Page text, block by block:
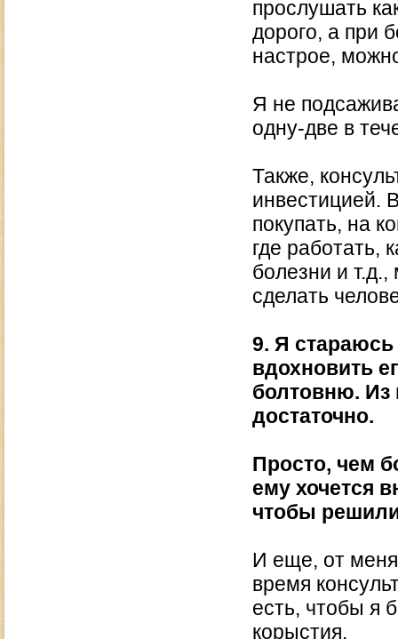
прослушать
дорого, а при
настрое,
Я не
одну-две в
Также,
инвестицией.
покупать, на
где работать,
болезни и
сделать
9. Я стараюсь
вдохновить
болтовню. Из
достаточно.
Просто, чем
ему хочется
чтобы
И еще, от
время
есть, чтобы я
корыстия.